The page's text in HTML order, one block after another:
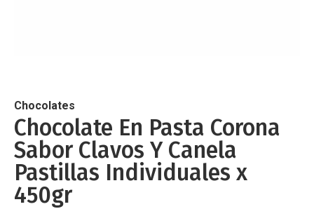
de
la
galería
de
imágenes
Chocolates
Chocolate En Pasta Corona
Sabor Clavos Y Canela
Pastillas Individuales x
450gr